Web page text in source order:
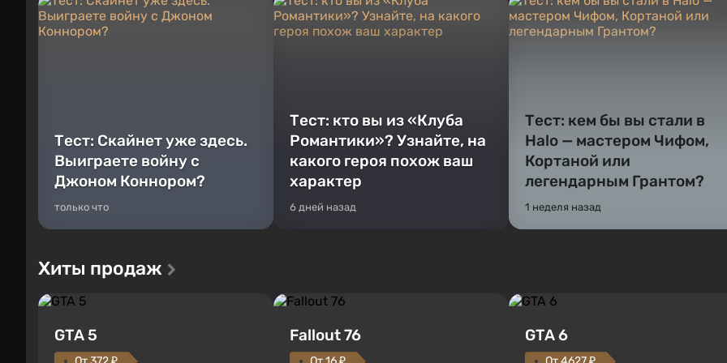
Тест: Скайнет уже здесь.
Выиграете войну с
Джоном Коннором?
только что
Тест: кто вы из «Клуба
Романтики»? Узнайте, на
какого героя похож ваш
характер
6 дней назад
Тест: кем бы вы стали в
Halo — мастером Чифом,
Кортаной или
легендарным Грантом?
1 неделя назад
Хиты продаж
GTA 5 Fallout 76 GTA 6